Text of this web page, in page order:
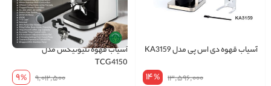
آسیاب قهوه دی اس پی مدل KA3159
13,596,000
14%
آسیاب قهوه تلیونیکس مدل
TCG4150
9,012,500
9%